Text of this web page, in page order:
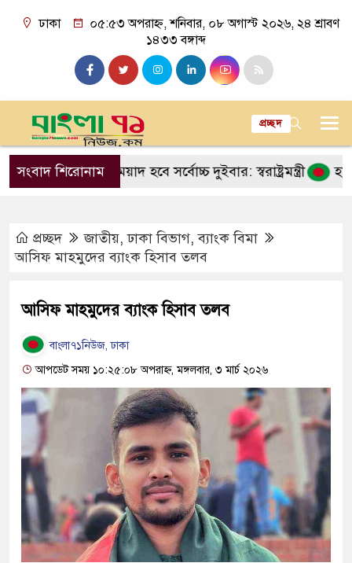
ঢাকা
০৫:৫৩ অপরাহ্ন, শনিবার, ০৮ অগাস্ট ২০২৬, ২৪ শ্রাবণ
১৪৩৩ বঙ্গাব্দ
প্রচ্ছদ
সংবাদ শিরোনামমেয়াদ হবে সর্বোচ্চ দুইবার: স্বরাষ্ট্রমন্ত্রী হাম ও
প্রচ্ছদ জাতীয়,ঢাকা বিভাগ,ব্যাংক বিমা
আসিফ মাহমুদের ব্যাংক হিসাব তলব
আসিফ মাহমুদের ব্যাংক হিসাব তলব
বাংলা৭১নিউজ, ঢাকা
আপডেট সময় ১০:২৫:০৮ অপরাহ্ন, মঙ্গলবার, ৩ মার্চ ২০২৬